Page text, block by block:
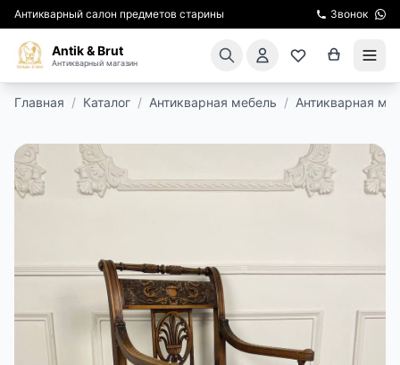
Антикварный салон предметов старины Звонок
Antik & Brut
Антикварный магазин
АРЕНДА МЕБЕЛИ
ПОДАРКИ
ЭКСКУРСИИ
РЕСТАВРАЦИЯ
Главная / Каталог / Антикварная мебель / Антикварная